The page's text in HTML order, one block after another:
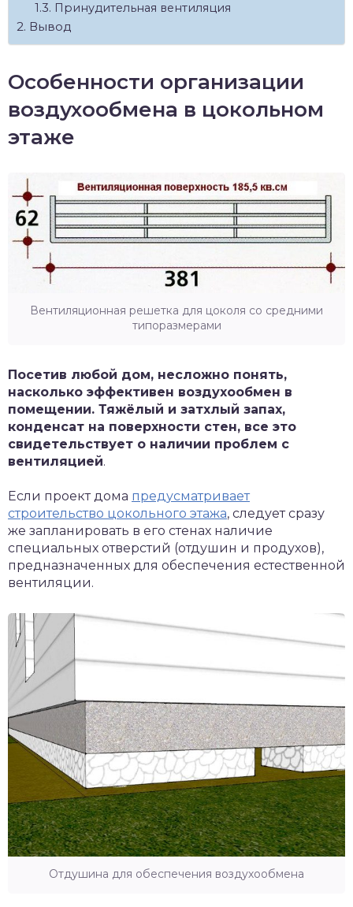
Принудительная вентиляция
Вывод
Особенности организации
воздухообмена в цокольном
этаже
Вентиляционная решетка для цоколя со средними
типоразмерами
Посетив любой дом, несложно понять,
насколько эффективен воздухообмен в
помещении. Тяжёлый и затхлый запах,
конденсат на поверхности стен, все это
свидетельствует о наличии проблем с
вентиляцией.
Если проект дома предусматривает
строительство цокольного этажа, следует сразу
же запланировать в его стенах наличие
специальных отверстий (отдушин и продухов),
предназначенных для обеспечения естественной
вентиляции.
Отдушина для обеспечения воздухообмена